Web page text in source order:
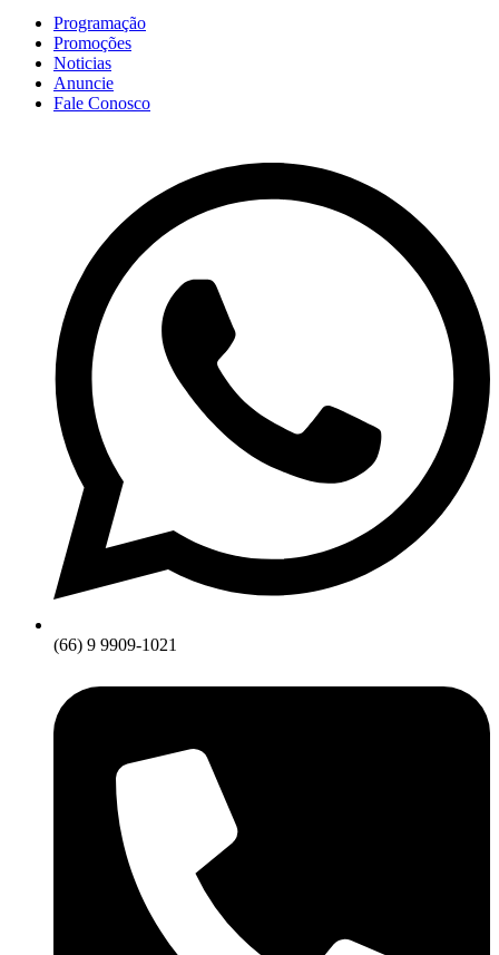
Programação
Promoções
Noticias
Anuncie
Fale Conosco
(66) 9 9909-1021